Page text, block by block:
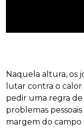
Naquela altura, os
lutar contra o
pedir uma regra de
problemas
margem do campo